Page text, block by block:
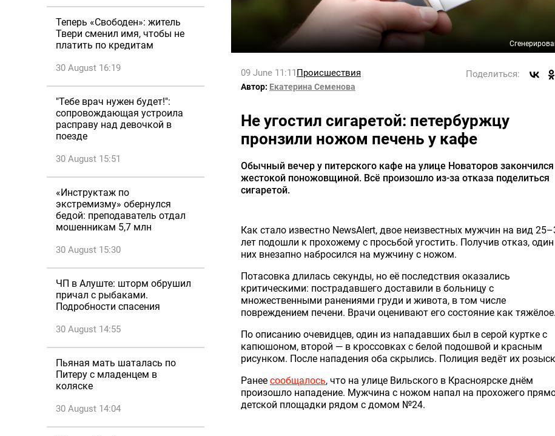
Теперь «Свободен»: житель
Твери сменил имя, чтобы не
платить по кредитам
30 August 16:19
"Тебе врач нужен будет!":
сопровождающая устроила
расправу над девочкой в
поезде
30 August 15:51
«Инструктаж по
экстремизму» обернулся
бедой: преподаватель отдал
мошенникам 5,7 млн
30 August 15:30
ЧП в Алуште: шторм обрушил
причал с рыбаками.
Подробности спасения
30 August 14:55
Пьяная мать шаталась по
Питеру с младенцем в
коляске
30 August 14:04
09 June 11:11Происшествия Поделиться:
Автор: Екатерина Семенова
Не угостил сигаретой: петербуржцу
пронзили ножом печень у кафе
Обычный вечер у питерского кафе на улице Новаторов закончился
жестокой поножовщиной. Всё произошло из-за отказа поделиться
сигаретой.
Как стало известно NewsAlert, двое неизвестных мужчин на вид
лет подошли к прохожему с просьбой угостить. Получив отказ,
них внезапно набросился на мужчину с ножом.
Потасовка длилась секунды, но её последствия оказались
критическими: пострадавшего доставили в больницу с
множественными ранениями груди и живота, в том числе
повреждением печени. Врачи оценивают его состояние как тяжёлое.
По описанию очевидцев, один из нападавших был в серой куртке с
капюшоном, второй — в кроссовках с белой подошвой и красным
рисунком. После нападения оба скрылись. Полиция ведёт их
Ранее сообщалось, что на улице Вильского в Красноярске днём
произошло нападение. Мужчина с ножом напал на прохожего
детской площадки рядом с домом №24.